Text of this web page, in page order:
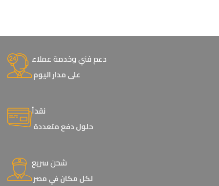
دعم فني وخدمة عملاء
على مدار اليوم
نقداً
حلول دفع متعددة
شحن سريع
لكل مكان في مصر